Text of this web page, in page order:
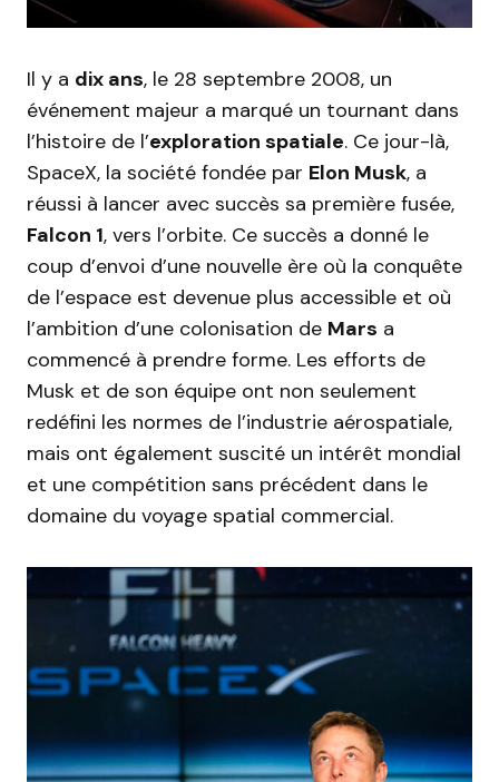
Il y a dix ans, le 28 septembre 2008, un
événement majeur a marqué un tournant dans
l’histoire de l’exploration spatiale. Ce jour-là,
SpaceX, la société fondée par Elon Musk, a
réussi à lancer avec succès sa première fusée,
Falcon 1, vers l’orbite. Ce succès a donné le
coup d’envoi d’une nouvelle ère où la conquête
de l’espace est devenue plus accessible et où
l’ambition d’une colonisation de Mars a
commencé à prendre forme. Les efforts de
Musk et de son équipe ont non seulement
redéfini les normes de l’industrie aérospatiale,
mais ont également suscité un intérêt mondial
et une compétition sans précédent dans le
domaine du voyage spatial commercial.